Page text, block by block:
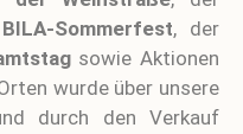
BILA-Sommerfest, der
sowie Aktionen
wurde über unsere
durch den Verkauf